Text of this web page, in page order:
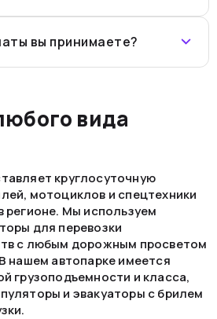
вы принимаете?
вида
круглосуточную
мотоциклов и спецтехники
Мы используем
для перевозки
с любым дорожным просветом
нашем автопарке имеется
грузоподъемности и класса,
и эвакуаторы с брилем